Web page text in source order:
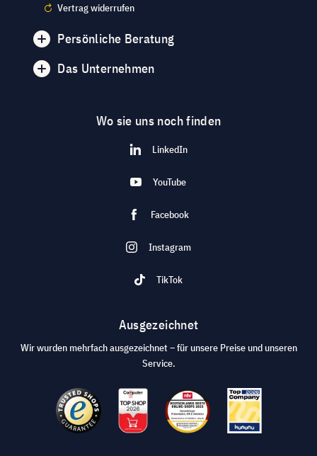
Vertrag widerrufen
Persönliche Beratung
Das Unternehmen
Wo sie uns noch finden
LinkedIn
YouTube
Facebook
Instagram
TikTok
Ausgezeichnet
Wir wurden mehrfach ausgezeichnet – für unsere Preise und unseren
Service.